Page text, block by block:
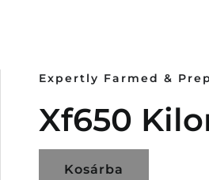
Expertly Farmed &
Xf650
Kosárba